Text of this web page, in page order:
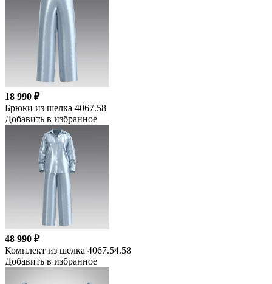
18 990 ₽
Брюки из шелка 4067.58
Добавить в избранное
48 990 ₽
Комплект из шелка 4067.54.58
Добавить в избранное